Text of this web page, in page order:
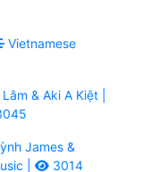
Vietnamese
& Aki A Kiệt |
James &
| 3014